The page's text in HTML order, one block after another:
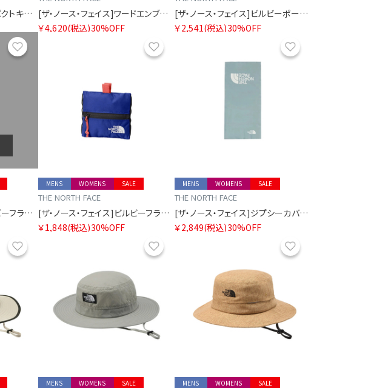
[ザ・ノース・フェイス]コンパクトキャップ
[ザ・ノース・フェイス]ワードエンブロイドシックスパネルキャップ
￥4,620(税込)30%OFF
[ザ・ノース・フェイス]ビルビーポーチM
￥2,541(税込)30%OFF
[ザ・ノース・フェイス]ビルビーフラットポーチS
SALE
MENS WOMENS
THE NORTH FACE
[ザ・ノース・フェイス]ビルビーフラットポーチS
￥1,848(税込)30%OFF
SALE
MENS WOMENS
THE NORTH FACE
[ザ・ノース・フェイス]ジプシーカバーイット
￥2,849(税込)30%OFF
SALE
MENS WOMENS SALE
MENS WOMENS